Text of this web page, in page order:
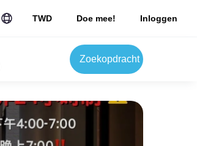
TWD Doe mee! Inloggen
Zoekopdracht